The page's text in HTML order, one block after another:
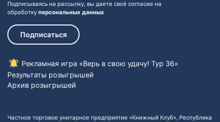
Подписываясь на рассылку, вы даете своё согласие на
обработку персональных данных
Подписаться
Рекламная игра «Верь в свою удачу! Тур 36»
Результаты розыгрышей
Архив розыгрышей
Частное торговое унитарное предприятие «Книжный Клуб», Республика